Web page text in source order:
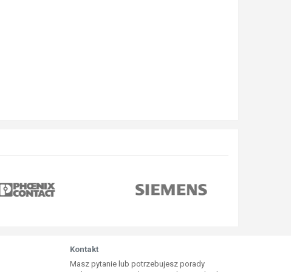
Kontakt
Masz pytanie lub potrzebujesz porady